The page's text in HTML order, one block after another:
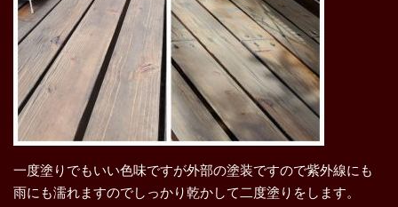
一度塗りでもいい色味ですが外部の塗装ですので紫外線にも
雨にも濡れますのでしっかり乾かして二度塗りをします。